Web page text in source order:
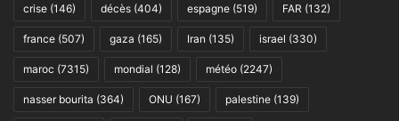
crise (146) décès (404) espagne (519) FAR (132)
france (507) gaza (165) Iran (135) israel (330)
maroc (7315) mondial (128) météo (2247)
nasser bourita (364) ONU (167) palestine (139)